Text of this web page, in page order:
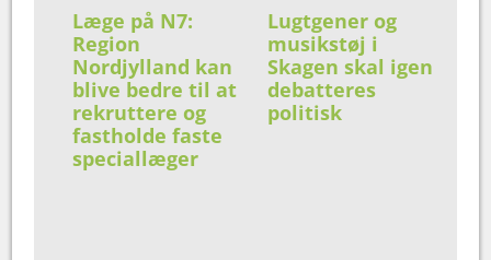
Læge på N7:
Region
Nordjylland kan
blive bedre til at
rekruttere og
fastholde faste
speciallæger
Lugtgener og
musikstøj i
Skagen skal igen
debatteres
politisk